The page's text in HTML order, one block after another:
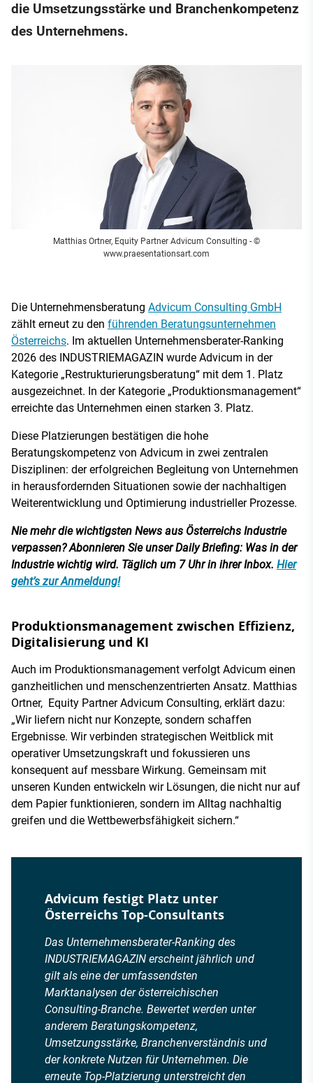
die Umsetzungsstärke und Branchenkompetenz
des Unternehmens.
Matthias Ortner, Equity Partner Advicum Consulting - ©
www.praesentationsart.com
Die Unternehmensberatung Advicum Consulting GmbH
zählt erneut zu den führenden Beratungsunternehmen
Österreichs. Im aktuellen Unternehmensberater-Ranking
2026 des INDUSTRIEMAGAZIN wurde Advicum in der
Kategorie „Restrukturierungsberatung“ mit dem 1. Platz
ausgezeichnet. In der Kategorie „Produktionsmanagement“
erreichte das Unternehmen einen starken 3. Platz.
Diese Platzierungen bestätigen die hohe
Beratungskompetenz von Advicum in zwei zentralen
Disziplinen: der erfolgreichen Begleitung von Unternehmen
in herausfordernden Situationen sowie der nachhaltigen
Weiterentwicklung und Optimierung industrieller Prozesse.
Nie mehr die wichtigsten News aus Österreichs Industrie
verpassen? Abonnieren Sie unser Daily Briefing: Was in der
Industrie wichtig wird. Täglich um 7 Uhr in ihrer Inbox. Hier
geht’s zur Anmeldung!
Produktionsmanagement zwischen Effizienz,
Digitalisierung und KI
Auch im Produktionsmanagement verfolgt Advicum einen
ganzheitlichen und menschenzentrierten Ansatz. Matthias
Ortner, Equity Partner Advicum Consulting, erklärt dazu:
„Wir liefern nicht nur Konzepte, sondern schaffen
Ergebnisse. Wir verbinden strategischen Weitblick mit
operativer Umsetzungskraft und fokussieren uns
konsequent auf messbare Wirkung. Gemeinsam mit
unseren Kunden entwickeln wir Lösungen, die nicht nur auf
dem Papier funktionieren, sondern im Alltag nachhaltig
greifen und die Wettbewerbsfähigkeit sichern.“
Advicum festigt Platz unter
Österreichs Top-Consultants
Das Unternehmensberater-Ranking des
INDUSTRIEMAGAZIN erscheint jährlich und
gilt als eine der umfassendsten
Marktanalysen der österreichischen
Consulting-Branche. Bewertet werden unter
anderem Beratungskompetenz,
Umsetzungsstärke, Branchenverständnis und
der konkrete Nutzen für Unternehmen. Die
erneute Top-Platzierung unterstreicht den